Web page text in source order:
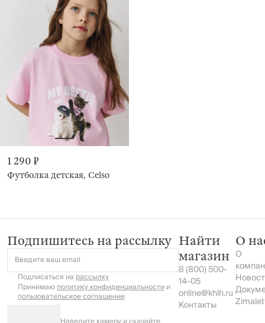
1 290 ₽
Футболка детская, Celso
Подпишитесь на рассылку
Введите ваш email
Подписаться на рассылку
Принимаюполитику конфиденциальностии
пользовательское соглашение
Найти
магазин
8 (800) 500-
14-05
online@khlh.ru
Контакты
О
О